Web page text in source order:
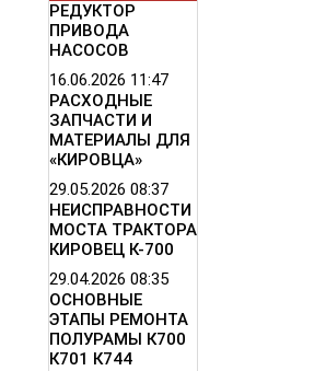
РЕДУКТОР
ПРИВОДА
НАСОСОВ
16.06.2026 11:47
РАСХОДНЫЕ
ЗАПЧАСТИ И
МАТЕРИАЛЫ ДЛЯ
«КИРОВЦА»
29.05.2026 08:37
НЕИСПРАВНОСТИ
МОСТА ТРАКТОРА
КИРОВЕЦ К-700
29.04.2026 08:35
ОСНОВНЫЕ
ЭТАПЫ РЕМОНТА
ПОЛУРАМЫ К700
К701 К744